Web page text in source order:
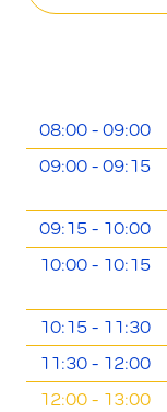
08:00 - 09:00
09:00 - 09:15
09:15 - 10:00
10:00 - 10:15
10:15 - 11:30
11:30 - 12:00
12:00 - 13:00